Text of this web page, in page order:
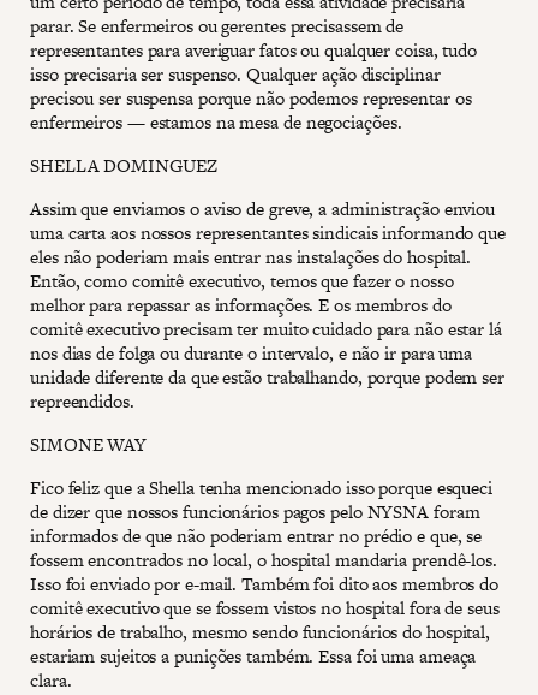
parar. Se enfermeiros ou gerentes precisassem de
representantes para averiguar fatos ou qualquer coisa, tudo
isso precisaria ser suspenso. Qualquer ação disciplinar
precisou ser suspensa porque não podemos representar os
enfermeiros — estamos na mesa de negociações.
SHELLA DOMINGUEZ
Assim que enviamos o aviso de greve, a administração enviou
uma carta aos nossos representantes sindicais informando que
eles não poderiam mais entrar nas instalações do hospital.
Então, como comitê executivo, temos que fazer o nosso
melhor para repassar as informações. E os membros do
comitê executivo precisam ter muito cuidado para não estar lá
nos dias de folga ou durante o intervalo, e não ir para uma
unidade diferente da que estão trabalhando, porque podem ser
repreendidos.
SIMONE WAY
Fico feliz que a Shella tenha mencionado isso porque esqueci
de dizer que nossos funcionários pagos pelo NYSNA foram
informados de que não poderiam entrar no prédio e que, se
fossem encontrados no local, o hospital mandaria prendê-los.
Isso foi enviado por e-mail. Também foi dito aos membros do
comitê executivo que se fossem vistos no hospital fora de seus
horários de trabalho, mesmo sendo funcionários do hospital,
estariam sujeitos a punições também. Essa foi uma ameaça
clara.